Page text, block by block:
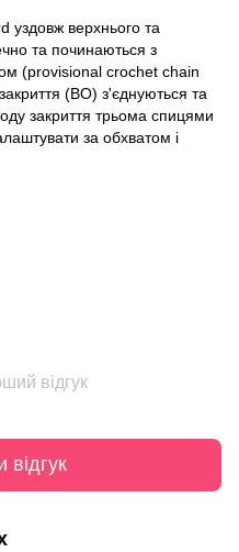
уздовж верхнього та
та починаються з
(provisional crochet chain
(BO) з'єднуються та
закриття трьома спицями
за обхватом і
відгук
відгук